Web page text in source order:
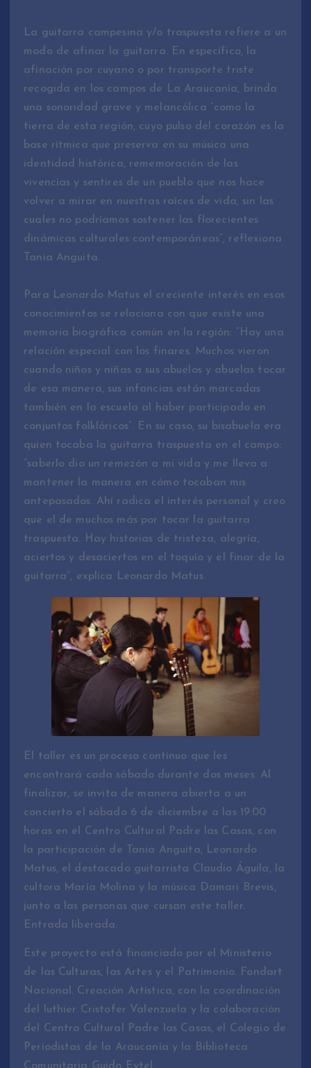
La guitarra campesina y/o traspuesta refiere a un
modo de afinar la guitarra. En específico, la
afinación por cuyano o por transporte triste
recogida en los campos de La Araucanía, brinda
una sonoridad grave y melancólica “como la
tierra de esta región, cuyo pulso del corazón es la
base rítmica que preserva en su música una
identidad histórica, rememoración de las
vivencias y sentires de un pueblo que nos hace
volver a mirar en nuestras raíces de vida, sin las
cuales no podríamos sostener las florecientes
dinámicas culturales contemporáneas”, reflexiona
Tania Anguita.
Para Leonardo Matus el creciente interés en esos
conocimientos se relaciona con que existe una
memoria biográfica común en la región: “Hay una
relación especial con los finares. Muchos vieron
cuando niños y niñas a sus abuelos y abuelas tocar
de esa manera, sus infancias están marcadas
también en la escuela al haber participado en
conjuntos folklóricos”. En su caso, su bisabuela era
quien tocaba la guitarra traspuesta en el campo:
“saberlo dio un remezón a mi vida y me lleva a
mantener la manera en cómo tocaban mis
antepasados. Ahí radica el interés personal y creo
que el de muchos más por tocar la guitarra
traspuesta. Hay historias de tristeza, alegría,
aciertos y desaciertos en el toquío y el finar de la
guitarra”, explica Leonardo Matus.
El taller es un proceso continuo que les
encontrará cada sábado durante dos meses. Al
finalizar, se invita de manera abierta a un
concierto el sábado 6 de diciembre a las 19:00
horas en el Centro Cultural Padre las Casas, con
la participación de Tania Anguita, Leonardo
Matus, el destacado guitarrista Claudio Águila, la
cultora María Molina y la música Damari Brevis,
junto a las personas que cursan este taller.
Entrada liberada.
Este proyecto está financiado por el Ministerio
de las Culturas, las Artes y el Patrimonio. Fondart
Nacional. Creación Artística, con la coordinación
del luthier Cristofer Valenzuela y la colaboración
del Centro Cultural Padre las Casas, el Colegio de
Periodistas de la Araucanía y la Biblioteca